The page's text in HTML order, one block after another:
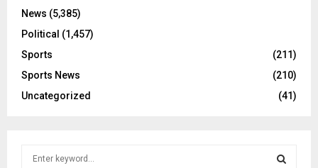
News (5,385)
Political (1,457)
Sports
(211)
Sports News
(210)
Uncategorized
(41)